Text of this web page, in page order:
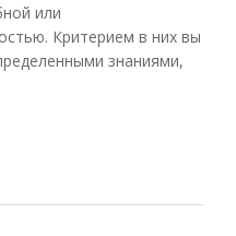
или
Критерием в них вы
знаниями,